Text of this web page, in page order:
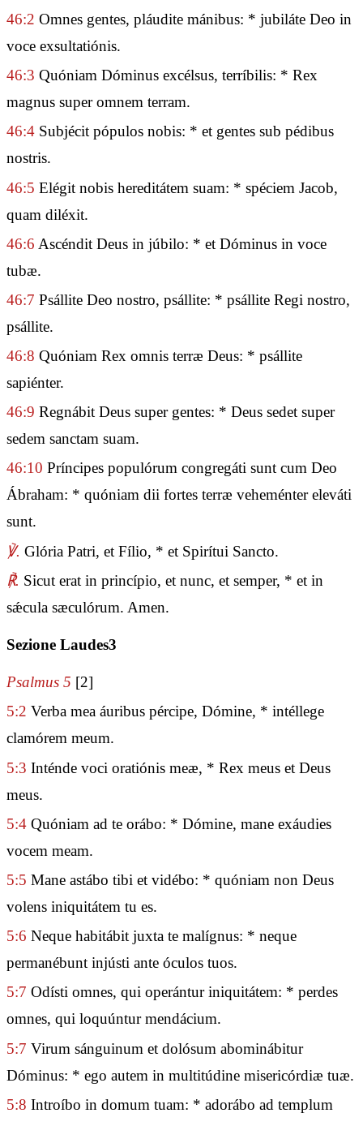
46:2 Omnes gentes, pláudite mánibus: * jubiláte Deo in
voce exsultatiónis.
46:3 Quóniam Dóminus excélsus, terríbilis: * Rex
magnus super omnem terram.
46:4 Subjécit pópulos nobis: * et gentes sub pédibus
nostris.
46:5 Elégit nobis hereditátem suam: * spéciem Jacob,
quam diléxit.
46:6 Ascéndit Deus in júbilo: * et Dóminus in voce
tubæ.
46:7 Psállite Deo nostro, psállite: * psállite Regi nostro,
psállite.
46:8 Quóniam Rex omnis terræ Deus: * psállite
sapiénter.
46:9 Regnábit Deus super gentes: * Deus sedet super
sedem sanctam suam.
46:10 Príncipes populórum congregáti sunt cum Deo
Ábraham: * quóniam dii fortes terræ veheménter eleváti
sunt.
℣. Glória Patri, et Fílio, * et Spirítui Sancto.
℟. Sicut erat in princípio, et nunc, et semper, * et in
sǽcula sæculórum. Amen.
Sezione Laudes3
Psalmus 5 [2]
5:2 Verba mea áuribus pércipe, Dómine, * intéllege
clamórem meum.
5:3 Inténde voci oratiónis meæ, * Rex meus et Deus
meus.
5:4 Quóniam ad te orábo: * Dómine, mane exáudies
vocem meam.
5:5 Mane astábo tibi et vidébo: * quóniam non Deus
volens iniquitátem tu es.
5:6 Neque habitábit juxta te malígnus: * neque
permanébunt injústi ante óculos tuos.
5:7 Odísti omnes, qui operántur iniquitátem: * perdes
omnes, qui loquúntur mendácium.
5:7 Virum sánguinum et dolósum abominábitur
Dóminus: * ego autem in multitúdine misericórdiæ tuæ.
5:8 Introíbo in domum tuam: * adorábo ad templum